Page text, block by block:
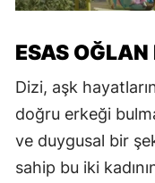
ESAS OĞLAN
Dizi, aşk
doğru erkeği
ve duygusal bir
sahip bu iki